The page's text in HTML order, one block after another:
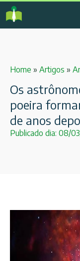
Home » Artigos »
Os
poeira
de anos
Publicado dia: 08/